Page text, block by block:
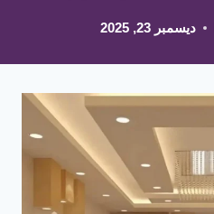
ديسمبر 23, 2025